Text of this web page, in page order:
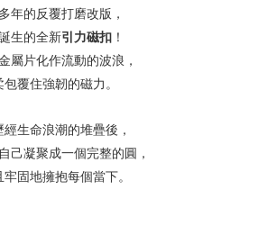
年的反覆打磨改版，
生的全新引力磁扣！
屬片化作流動的波浪，
包覆住強韌的磁力。
經生命浪潮的堆疊後，
己凝聚成一個完整的圓，
固地擁抱每個當下。